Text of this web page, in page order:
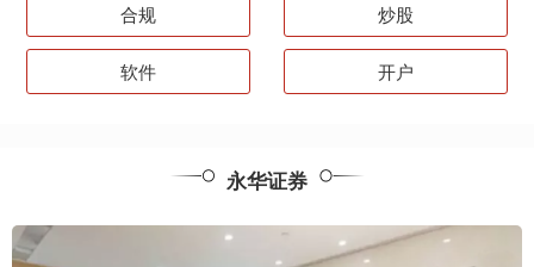
合规 炒股
软件 开户
永华证券